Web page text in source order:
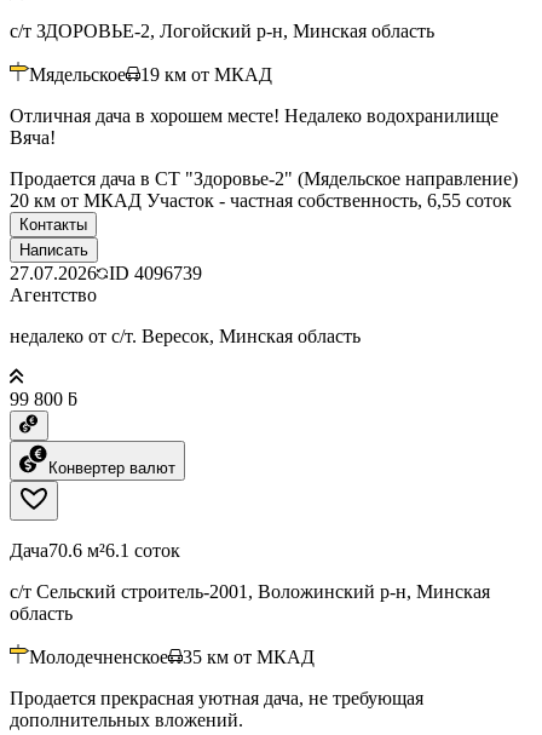
с/т ЗДОРОВЬЕ-2, Логойский р-н, Минская область
Мядельское 19 км от МКАД
Отличная дача в хорошем месте! Недалеко водохранилище
Вяча!
Продается дача в СТ "Здоровье-2" (Мядельское направление)
20 км от МКАД Участок - частная собственность, 6,55 соток
Контакты
Написать
27.07.2026 ID 4096739
Агентство
недалеко от с/т. Вересок, Минская область
99 800 ƃ
Конвертер валют
Дача70.6 м²6.1 соток
с/т Сельский строитель-2001, Воложинский р-н, Минская
область
Молодечненское 35 км от МКАД
Продается прекрасная уютная дача, не требующая
дополнительных вложений.